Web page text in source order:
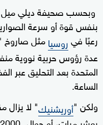
وبحسب صحيفة ديلي ميل
بنفس قوة أو سرعة الصواريخ
رعبًا فيروسيامثل صاروخ
عدة رؤوس حربية نووية
الساعة.
ولكن "أوريشنيك" لا